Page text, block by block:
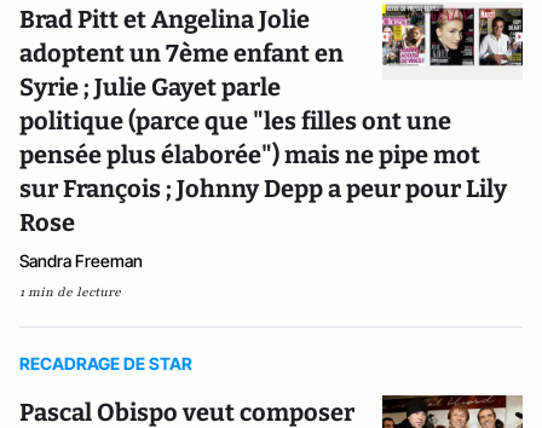
Brad Pitt et Angelina Jolie
adoptent un 7ème enfant en
Syrie ; Julie Gayet parle
politique (parce que "les filles ont une
pensée plus élaborée") mais ne pipe mot
sur François ; Johnny Depp a peur pour Lily
Rose
Sandra Freeman
1 min de lecture
RECADRAGE DE STAR
Pascal Obispo veut composer